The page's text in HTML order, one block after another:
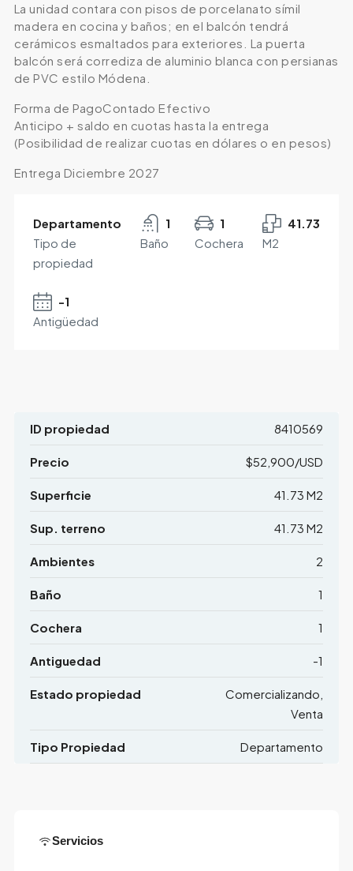
La unidad contara con pisos de porcelanato símil
madera en cocina y baños; en el balcón tendrá
cerámicos esmaltados para exteriores. La puerta
balcón será corrediza de aluminio blanca con persianas
de PVC estilo Módena.
Forma de PagoContado Efectivo
Anticipo + saldo en cuotas hasta la entrega
(Posibilidad de realizar cuotas en dólares o en pesos)
Entrega Diciembre 2027
Departamento
Tipo de
propiedad
1
Baño
1
Cochera
41.73
M2
-1
Antigüedad
ID propiedad 8410569
Precio $52,900/USD
Superficie 41.73 M2
Sup. terreno 41.73 M2
Ambientes 2
Baño 1
Cochera 1
Antiguedad -1
Estado propiedad
Comercializando,
Venta
Tipo Propiedad Departamento
Servicios